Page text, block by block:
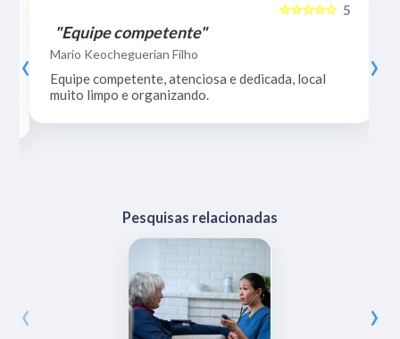
5
☆☆☆☆☆
"Equipe competente"
Mario Keocheguerian Filho
Equipe competente, atenciosa e dedicada, local
muito limpo e organizando.
‹ ›
Pesquisas relacionadas
‹ ›